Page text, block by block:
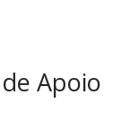
Apoio